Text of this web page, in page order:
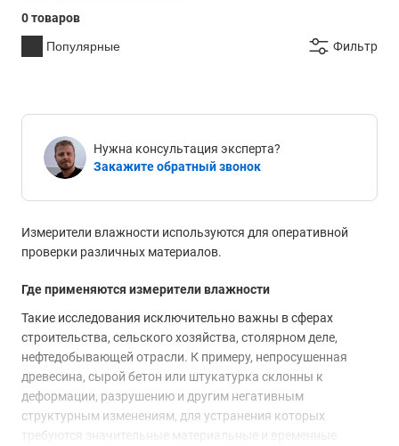
0 товаров
Популярные
Фильтр
Нужна консультация эксперта?
Закажите обратный звонок
Измерители влажности используются для оперативной
проверки различных материалов.
Где применяются измерители влажности
Такие исследования исключительно важны в сферах
строительства, сельского хозяйства, столярном деле,
нефтедобывающей отрасли. К примеру, непросушенная
древесина, сырой бетон или штукатурка склонны к
деформации, разрушению и другим негативным
структурным изменениям, для устранения которых
требуются значительные материальные и временные